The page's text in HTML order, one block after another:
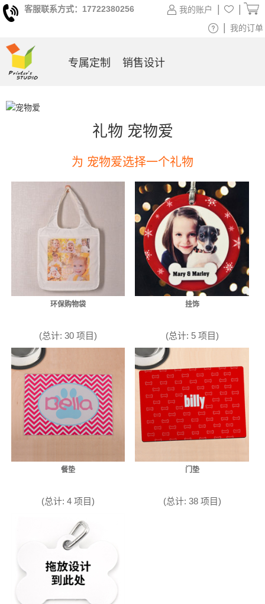
礼物 宠物爱
为 宠物爱选择一个礼物
环保购物袋
(总计: 30 项目)
挂饰
(总计: 5 项目)
餐垫
(总计: 4 项目)
门垫
(总计: 38 项目)
客服联系方式：17722380256 我的账户
我的订单
专属定制 销售设计